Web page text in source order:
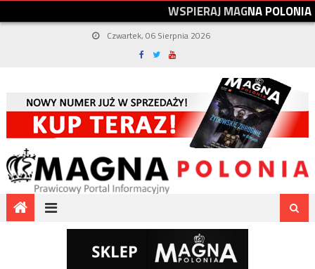
WSPIERAJMAGNAPOLONIA
Czwartek, 06 Sierpnia 2026